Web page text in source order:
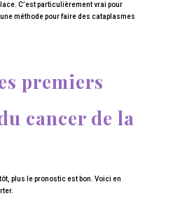
C’est particulièrement vrai pour
méthode pour faire des cataplasmes
premiers
cancer de la
plus le pronostic est bon. Voici en